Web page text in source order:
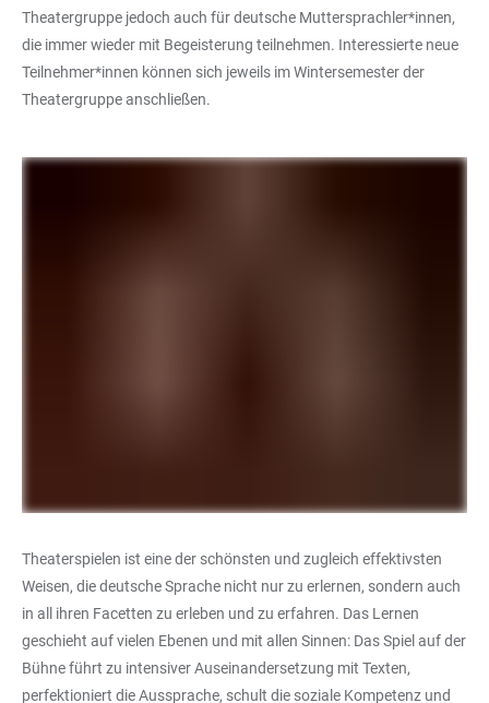
Theatergruppe jedoch auch für deutsche Muttersprachler*innen,
die immer wieder mit Begeisterung teilnehmen. Interessierte neue
Teilnehmer*innen können sich jeweils im Wintersemester der
Theatergruppe anschließen.
Theaterspielen ist eine der schönsten und zugleich effektivsten
Weisen, die deutsche Sprache nicht nur zu erlernen, sondern auch
in all ihren Facetten zu erleben und zu erfahren. Das Lernen
geschieht auf vielen Ebenen und mit allen Sinnen: Das Spiel auf der
Bühne führt zu intensiver Auseinandersetzung mit Texten,
perfektioniert die Aussprache, schult die soziale Kompetenz und